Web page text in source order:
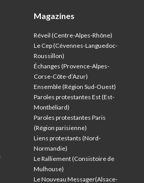
Magazines
Réveil (Centre-Alpes-Rhône)
Le Cep (Cévennes-Languedoc-
Roussillon)
Échanges (Provence-Alpes-
Corse-Côte-d’Azur)
Ensemble (Région Sud-Ouest)
Paroles protestantes Est (Est-
Montbéliard)
Paroles protestantes Paris
(Région parisienne)
Liens protestants (Nord-
Normandie)
Le Ralliement (Consistoire de
Mulhouse)
Le Nouveau Messager(Alsace-